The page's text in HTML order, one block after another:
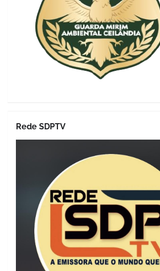
Rede SDPTV